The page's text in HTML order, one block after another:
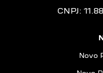
CNPJ:
Novo